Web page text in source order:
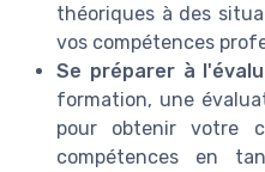
théoriques à des
vos compétences
Se préparer à
formation, une
pour obtenir votre
compétences en